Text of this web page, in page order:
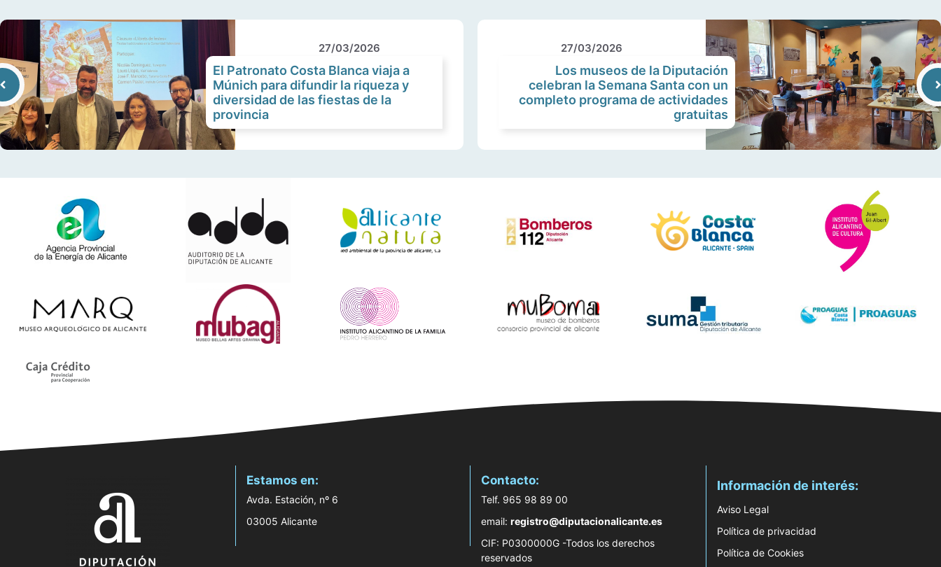
27/03/2026
El Patronato Costa Blanca viaja a
Múnich para difundir la riqueza y
diversidad de las fiestas de la
provincia
27/03/2026
Los museos de la Diputación
celebran la Semana Santa con un
completo programa de actividades
gratuitas
Estamos en:
Avda. Estación, nº 6
03005 Alicante
Contacto:
Telf. 965 98 89 00
email: registro@diputacionalicante.es
CIF: P0300000G -Todos los derechos
reservados
Información de interés:
Aviso Legal
Política de privacidad
Política de Cookies